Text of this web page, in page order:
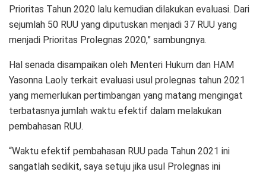
Prioritas Tahun 2020 lalu kemudian dilakukan evaluasi. Dari
sejumlah 50 RUU yang diputuskan menjadi 37 RUU yang
menjadi Prioritas Prolegnas 2020,” sambungnya.
Hal senada disampaikan oleh Menteri Hukum dan HAM
Yasonna Laoly terkait evaluasi usul prolegnas tahun 2021
yang memerlukan pertimbangan yang matang mengingat
terbatasnya jumlah waktu efektif dalam melakukan
pembahasan RUU.
“Waktu efektif pembahasan RUU pada Tahun 2021 ini
sangatlah sedikit, saya setuju jika usul Prolegnas ini